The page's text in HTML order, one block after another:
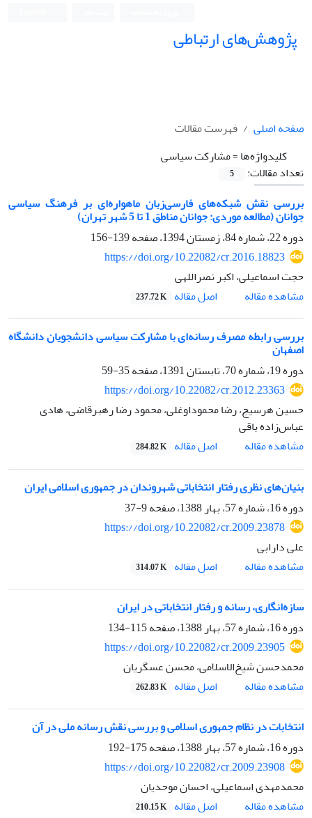
پژوهش‌های ارتباطی
صفحه اصلی
فهرست مقالات
کلیدواژه‌ها =مشارکت سیاسی
تعداد مقالات:
5
بررسی نقش شبکه‌های فارسی‌زبان ماهواره‌ای بر فرهنگ سیاسی
جوانان (مطالعه موردی: جوانان مناطق 1 تا 5 شهر تهران)
دوره 22، شماره 84، زمستان 1394، صفحه
139-156
https://doi.org/10.22082/cr.2016.18823
حجت اسماعیلی، اکبر نصراللهی
مشاهده مقاله
اصل مقاله 237.72 K
بررسی رابطه مصرف رسانه‌ای با مشارکت سیاسی دانشجویان دانشگاه
اصفهان
دوره 19، شماره 70، تابستان 1391، صفحه
35-59
https://doi.org/10.22082/cr.2012.23363
حسین هرسیج، رضا محموداوغلی، محمود رضا رهبرقاضی، هادی
عباس‌زاده باقی
مشاهده مقاله
اصل مقاله 284.82 K
بنیان‌های نظری رفتار انتخاباتی شهروندان در جمهوری اسلامی ایران
دوره 16، شماره 57، بهار 1388، صفحه
9-37
https://doi.org/10.22082/cr.2009.23878
علی دارابی
مشاهده مقاله
اصل مقاله 314.07 K
سازه‌انگاری، رسانه و رفتار انتخاباتی در ایران
دوره 16، شماره 57، بهار 1388، صفحه
115-134
https://doi.org/10.22082/cr.2009.23905
محمدحسن شیخ‌الاسلامی، محسن عسگریان
مشاهده مقاله
اصل مقاله 262.83 K
انتخابات در نظام جمهوری اسلامی و بررسی نقش رسانه ملی در آن
دوره 16، شماره 57، بهار 1388، صفحه
175-192
https://doi.org/10.22082/cr.2009.23908
محمدمهدی اسماعیلی، احسان موحدیان
مشاهده مقاله
اصل مقاله 210.15 K